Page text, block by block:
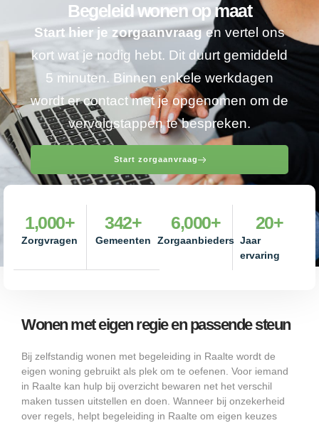
Begeleid wonen op maat
Start hier je zorgaanvraagen vertel ons
kort wat je nodig hebt. Dit duurt gemiddeld
5 minuten. Binnen enkele werkdagen
wordt er contact met je opgenomen om de
vervolgstappen te bespreken.
Start zorgaanvraag
Zorgvragen
1,000+
Gemeenten
342+
Zorgaanbieders
6,000+
Jaar
ervaring
20+
Wonen met eigen regie en passende steun
Bij zelfstandig wonen met begeleiding in Raalte wordt de
eigen woning gebruikt als plek om te oefenen. Voor iemand
in Raalte kan hulp bij overzicht bewaren net het verschil
maken tussen uitstellen en doen. Wanneer bij onzekerheid
over regels, helpt begeleiding in Raalte om eigen keuzes